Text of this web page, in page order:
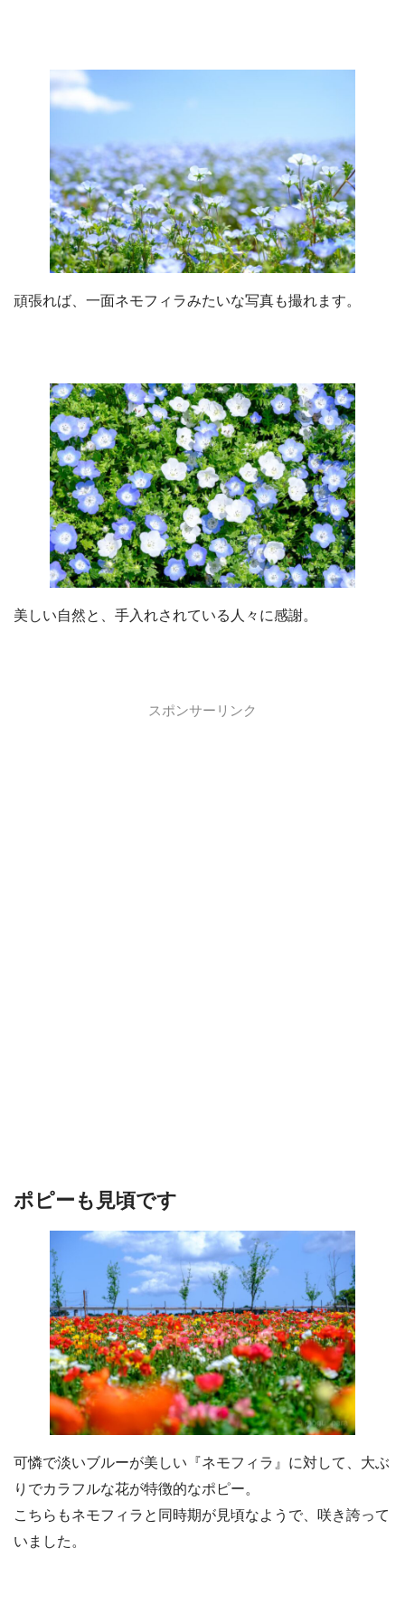
頑張れば、一面ネモフィラみたいな写真も撮れます。
美しい自然と、手入れされている人々に感謝。
スポンサーリンク
ポピーも見頃です
可憐で淡いブルーが美しい『ネモフィラ』に対して、大ぶ
りでカラフルな花が特徴的なポピー。
こちらもネモフィラと同時期が見頃なようで、咲き誇って
いました。